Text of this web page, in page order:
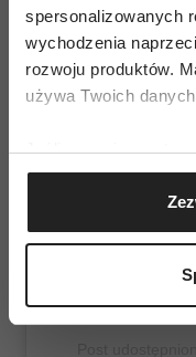
spersonalizowanych
wychodzenia
rozwoju produktów.
używa Twoich
Jeśli wyrazisz na to
Gromadzić
geograficznej z
Identyfikować
(fingerprinting,
Wyświetl